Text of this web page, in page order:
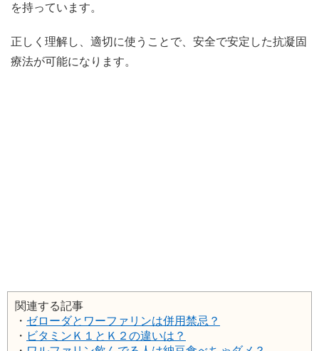
を持っています。
正しく理解し、適切に使うことで、安全で安定した抗凝固
療法が可能になります。
関連する記事
・ ゼローダとワーファリンは併用禁忌？
・ ビタミンＫ１とＫ２の違いは？